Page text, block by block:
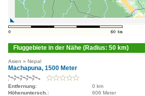
Fluggebiete in der Nähe (Radius: 50 km)
Asien » Nepal
Machapuna, 1500 Meter
Entfernung:
0 km
Höhenuntersch.:
606 Meter